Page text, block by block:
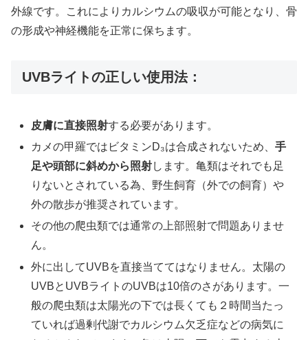
外線です。これによりカルシウムの吸収が可能となり、骨
の形成や神経機能を正常に保ちます。
UVBライトの正しい使用法：
皮膚に直接照射する必要があります。
カメの甲羅ではビタミンD₃は合成されないため、手
足や頭部に斜めから照射します。亀類はそれでも足
りないとされている為、野生飼育（外での飼育）や
外の散歩が推奨されています。
その他の爬虫類では通常の上部照射で問題ありませ
ん。
外に出してUVBを直接当ててはなりません。太陽の
UVBとUVBライトのUVBは10倍のさがあります。一
般の爬虫類は太陽光の下では長くても２時間当たっ
ていれば過剰代謝でカルシウム欠乏症などの病気に